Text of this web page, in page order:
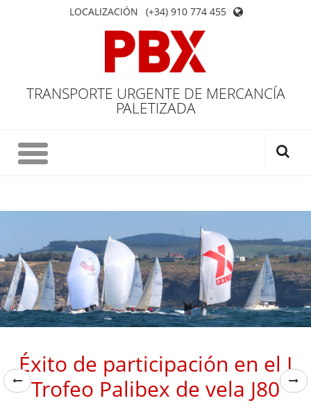
LOCALIZACIÓN (+34) 910 774 455
TRANSPORTE URGENTE DE MERCANCÍA
PALETIZADA
Éxito de participación en el I
Trofeo Palibex de vela J80